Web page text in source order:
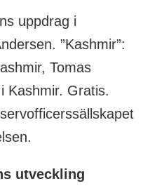
uppdrag i
”Kashmir”:
Tomas
Kashmir. Gratis.
utveckling